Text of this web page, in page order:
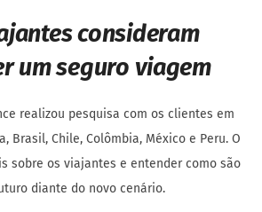
consideram
um seguro viagem
realizou pesquisa com os clientes em
Brasil, Chile, Colômbia, México e Peru. O
sobre os viajantes e entender como são
diante do novo cenário.